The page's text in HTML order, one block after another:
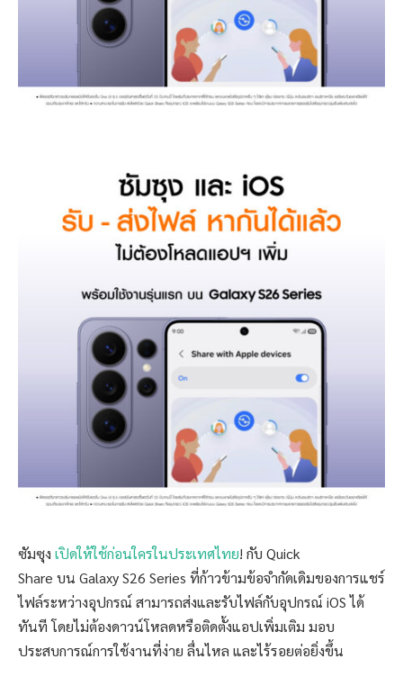
ซัมซุง เปิดให้ใช้ก่อนใครในประเทศไทย! กับ Quick
Share บน Galaxy S26 Series ที่ก้าวข้ามข้อจำกัดเดิมของการแชร์
ไฟล์ระหว่างอุปกรณ์ สามารถส่งและรับไฟล์กับอุปกรณ์ iOS ได้
ทันที โดยไม่ต้องดาวน์โหลดหรือติดตั้งแอปเพิ่มเติม มอบ
ประสบการณ์การใช้งานที่ง่าย ลื่นไหล และไร้รอยต่อยิ่งขึ้น